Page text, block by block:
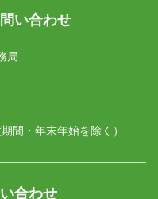
い合わせ
局
間・年末年始を除く）
合わせ